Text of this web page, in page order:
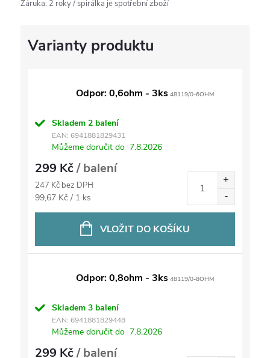
Záruka: 2 roky / spirálka je spotřební zboží
Odpor: 0,6ohm - 3ks 48119/0-6OHM
Skladem 2 balení
EAN: 6941881829431
Můžeme doručit do 7.8.2026
299 Kč/ balení
247 Kč bez DPH
Měrná
cena:
99,67 Kč / 1 ks
VLOŽIT DO KOŠÍKU
Odpor: 0,8ohm - 3ks 48119/0-8OHM
Skladem3 balení
EAN: 6941881829448
Můžeme doručit do 7.8.2026
299 Kč/ balení